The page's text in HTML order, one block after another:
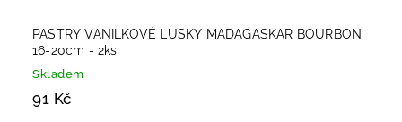
PASTRY VANILKOVÉ LUSKY MADAGASKAR BOURBON
16-20cm - 2ks
Skladem
91 Kč